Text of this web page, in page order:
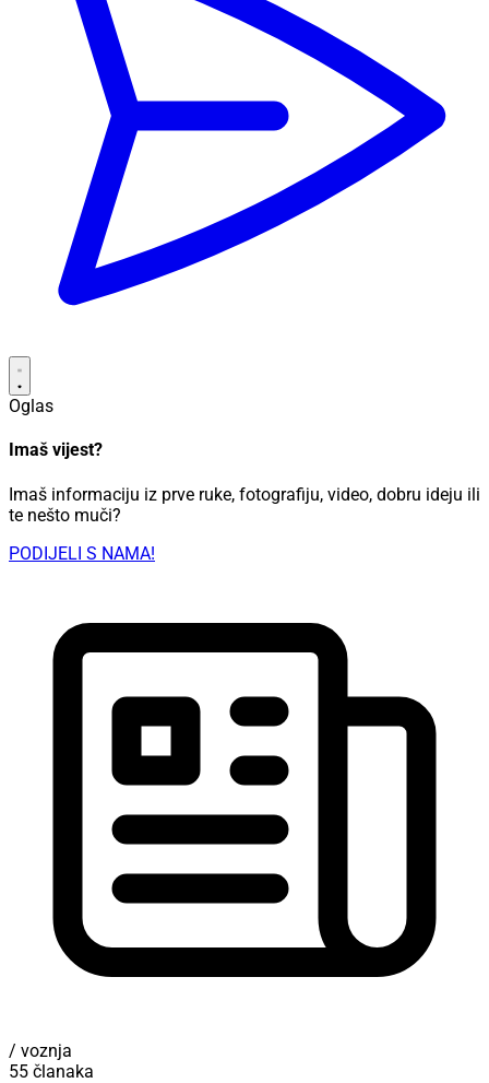
Oglas
Imaš vijest?
Imaš informaciju iz prve ruke, fotografiju, video, dobru ideju ili
te nešto muči?
PODIJELI S NAMA!
/ voznja
55 članaka